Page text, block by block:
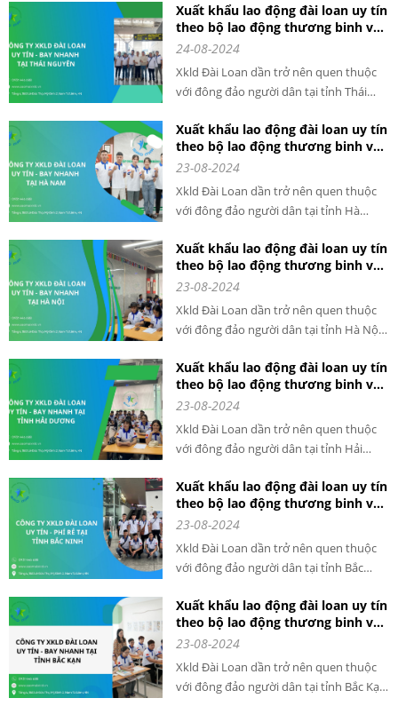
lao động đã giải quyết được tình trạng
thất nghiệp cho nhiều người lao động
đã hoặc đang có nguy cơ thất nghiệp,
đồng thời giúp xóa đói giảm nghèo cho
nhiều hộ gia đình.
Xuất khẩu lao động đài loan uy tín
theo bộ lao động thương binh và
xã hội cấp phép tại tỉnh Thái
24-08-2024
Xkld Đài Loan dần trở nên quen thuộc
với đông đảo người dân tại tỉnh Thái
khẩu lao động đã giải quyết được tình
trạng thất nghiệp cho nhiều người lao
động đã hoặc đang có nguy cơ thất
nghiệp, đồng thời giúp xóa đói giảm
nghèo cho nhiều hộ gia đình.
Xuất khẩu lao động đài loan uy tín
theo bộ lao động thương binh và
xã hội cấp phép tại tỉnh Hà Nam
23-08-2024
Xkld Đài Loan dần trở nên quen thuộc
với đông đảo người dân tại tỉnh Hà
khẩu lao động đã giải quyết được tình
trạng thất nghiệp cho nhiều người lao
động đã hoặc đang có nguy cơ thất
nghiệp, đồng thời giúp xóa đói giảm
nghèo cho nhiều hộ gia đình.
Xuất khẩu lao động đài loan uy tín
theo bộ lao động thương binh và
xã hội cấp phép tại tỉnh Hà Nội
23-08-2024
Xkld Đài Loan dần trở nên quen thuộc
với đông đảo người dân tại tỉnh Hà Nội.
động đã giải quyết được tình trạng thất
nghiệp cho nhiều người lao động đã
hoặc đang có nguy cơ thất nghiệp, đồng
thời giúp xóa đói giảm nghèo cho nhiều
hộ gia đình.
Xuất khẩu lao động đài loan uy tín
theo bộ lao động thương binh và
xã hội cấp phép tại tỉnh Hải
23-08-2024
Xkld Đài Loan dần trở nên quen thuộc
với đông đảo người dân tại tỉnh Hải
khẩu lao động đã giải quyết được tình
trạng thất nghiệp cho nhiều người lao
động đã hoặc đang có nguy cơ thất
nghiệp, đồng thời giúp xóa đói giảm
nghèo cho nhiều hộ gia đình.
Xuất khẩu lao động đài loan uy tín
theo bộ lao động thương binh và
xã hội cấp phép tại tỉnh Bắc Ninh
23-08-2024
Xkld Đài Loan dần trở nên quen thuộc
với đông đảo người dân tại tỉnh Bắc
khẩu lao động đã giải quyết được tình
trạng thất nghiệp cho nhiều người lao
động đã hoặc đang có nguy cơ thất
nghiệp, đồng thời giúp xóa đói giảm
nghèo cho nhiều hộ gia đình.
Xuất khẩu lao động đài loan uy tín
theo bộ lao động thương binh và
xã hội cấp phép tại tỉnh Bắc Kạn
23-08-2024
Xkld Đài Loan dần trở nên quen thuộc
với đông đảo người dân tại tỉnh Bắc Kạn.